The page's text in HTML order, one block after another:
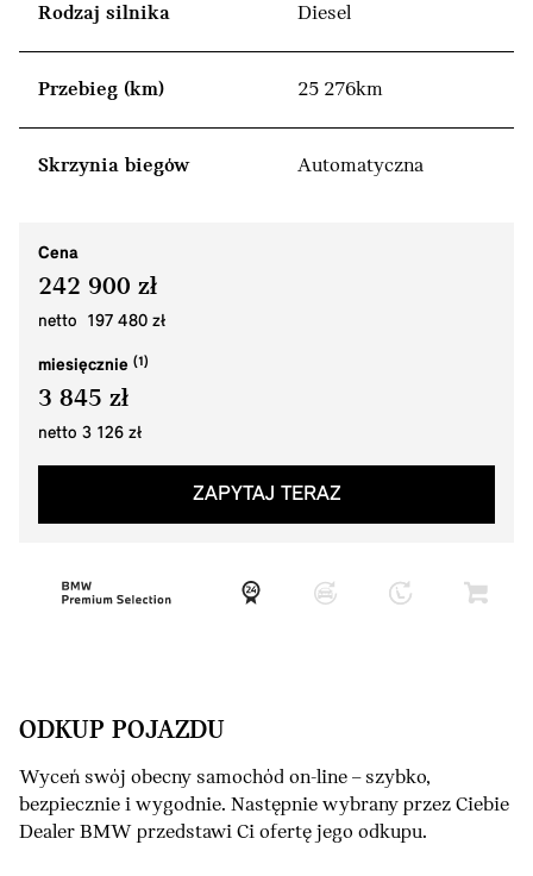
Rodzaj silnika Diesel
Przebieg (km) 25 276km
Skrzynia biegów Automatyczna
Cena
242 900 zł
netto 197 480 zł
miesięcznie
3 845 zł
netto 3 126 zł
ZAPYTAJ TERAZ
ODKUP POJAZDU
Wyceń swój obecny samochód on-line – szybko,
bezpiecznie i wygodnie. Następnie wybrany przez Ciebie
Dealer BMW przedstawi Ci ofertę jego odkupu.